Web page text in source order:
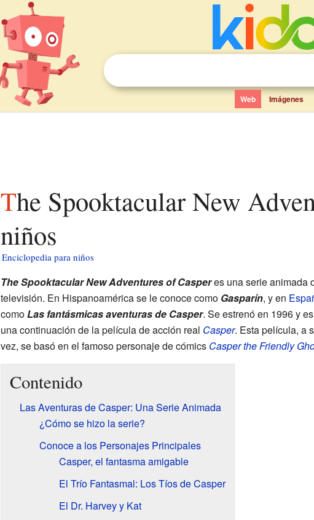
Web Imágenes
The Spooktacular New Adventures of Casper para
niños
Enciclopedia para niños
The Spooktacular New Adventures of Casperes una serie animada
televisión. En Hispanoamérica se le conoce como Gasparín, y en
comoLas fantásmicas aventuras de Casper. Se estrenó en 1996 y es
una continuación de la película de acción real Casper. Esta película, a
vez, se basó en el famoso personaje de cómics Casper the Friendly
Contenido
Las Aventuras de Casper: Una Serie Animada
¿Cómo se hizo la serie?
Conoce a los Personajes Principales
Casper, el fantasma amigable
El Trío Fantasmal: Los Tíos de Casper
El Dr. Harvey y Kat